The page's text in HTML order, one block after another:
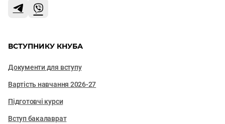
ВСТУПНИКУ КНУБА
Документи для вступу
Вартість навчання 2026-27
Підготовчі курси
Вступ бакалаврат